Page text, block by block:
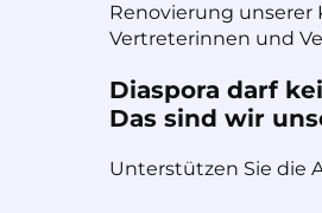
Renovierung
Vertreterinnen und
Diaspora darf
Das sind wir
Unterstützen Sie die